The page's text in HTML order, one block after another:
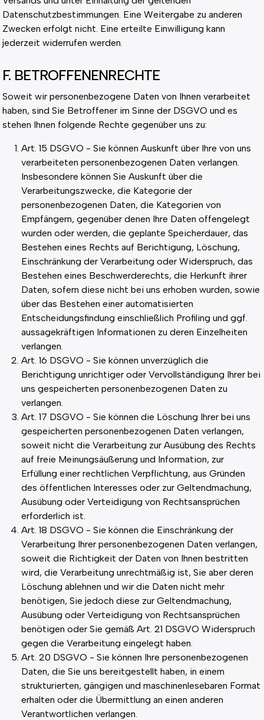
Datenschutzbestimmungen. Eine Weitergabe zu anderen
Zwecken erfolgt nicht. Eine erteilte Einwilligung kann
jederzeit widerrufen werden.
F. BETROFFENENRECHTE
Soweit wir personenbezogene Daten von Ihnen verarbeitet
haben, sind Sie Betroffener im Sinne der DSGVO und es
stehen Ihnen folgende Rechte gegenüber uns zu:
Art. 15 DSGVO - Sie können Auskunft über Ihre von uns
verarbeiteten personenbezogenen Daten verlangen.
Insbesondere können Sie Auskunft über die
Verarbeitungszwecke, die Kategorie der
personenbezogenen Daten, die Kategorien von
Empfängern, gegenüber denen Ihre Daten offengelegt
wurden oder werden, die geplante Speicherdauer, das
Bestehen eines Rechts auf Berichtigung, Löschung,
Einschränkung der Verarbeitung oder Widerspruch, das
Bestehen eines Beschwerderechts, die Herkunft ihrer
Daten, sofern diese nicht bei uns erhoben wurden, sowie
über das Bestehen einer automatisierten
Entscheidungsfindung einschließlich Profiling und ggf.
aussagekräftigen Informationen zu deren Einzelheiten
verlangen.
Art. 16 DSGVO - Sie können unverzüglich die
Berichtigung unrichtiger oder Vervollständigung Ihrer bei
uns gespeicherten personenbezogenen Daten zu
verlangen.
Art. 17 DSGVO - Sie können die Löschung Ihrer bei uns
gespeicherten personenbezogenen Daten verlangen,
soweit nicht die Verarbeitung zur Ausübung des Rechts
auf freie Meinungsäußerung und Information, zur
Erfüllung einer rechtlichen Verpflichtung, aus Gründen
des öffentlichen Interesses oder zur Geltendmachung,
Ausübung oder Verteidigung von Rechtsansprüchen
erforderlich ist.
Art. 18 DSGVO - Sie können die Einschränkung der
Verarbeitung Ihrer personenbezogenen Daten verlangen,
soweit die Richtigkeit der Daten von Ihnen bestritten
wird, die Verarbeitung unrechtmäßig ist, Sie aber deren
Löschung ablehnen und wir die Daten nicht mehr
benötigen, Sie jedoch diese zur Geltendmachung,
Ausübung oder Verteidigung von Rechtsansprüchen
benötigen oder Sie gemäß Art. 21 DSGVO Widerspruch
gegen die Verarbeitung eingelegt haben.
Art. 20 DSGVO - Sie können Ihre personenbezogenen
Daten, die Sie uns bereitgestellt haben, in einem
strukturierten, gängigen und maschinenlesebaren Format
erhalten oder die Übermittlung an einen anderen
Verantwortlichen verlangen.